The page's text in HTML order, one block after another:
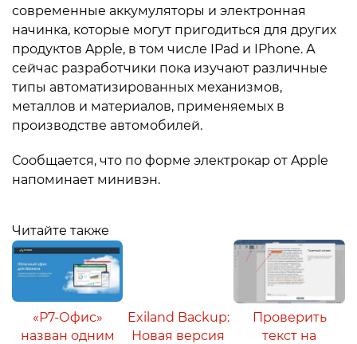
современные аккумуляторы и электронная
начинка, которые могут пригодиться для других
продуктов Apple, в том числе IPad и IPhone. А
сейчас разработчики пока изучают различные
типы автоматизированных механизмов,
металлов и материалов, применяемых в
производстве автомобилей.
Сообщается, что по форме электрокар от Apple
напоминает минивэн.
Читайте также
«Р7-Офис»
назван одним
Exiland Backup:
Новая версия
Проверить
текст на